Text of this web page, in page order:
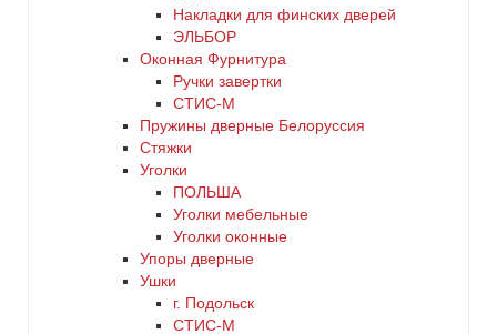
Накладки для финских дверей
ЭЛЬБОР
Оконная Фурнитура
Ручки завертки
СТИС-М
Пружины дверные Белоруссия
Стяжки
Уголки
ПОЛЬША
Уголки мебельные
Уголки оконные
Упоры дверные
Ушки
г. Подольск
СТИС-М